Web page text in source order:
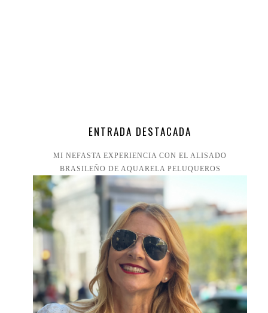
ENTRADA DESTACADA
MI NEFASTA EXPERIENCIA CON EL ALISADO
BRASILEÑO DE AQUARELA PELUQUEROS